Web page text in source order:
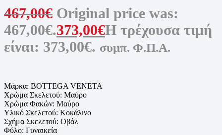
467,00€ Original price was:
467,00€.373,00€Η τρέχουσα τιμή
είναι: 373,00€. συμπ. Φ.Π.Α.
Μάρκα: BOTTEGA VENETA
Χρώμα Σκελετού: Μαύρο
Χρώμα Φακών: Μαύρο
Υλικό Σκελετού: Κοκάλινο
Σχήμα Σκελετού: Οβάλ
Φύλο: Γυναικεία